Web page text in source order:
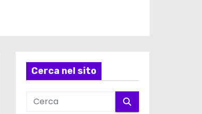
Cerca nel sito